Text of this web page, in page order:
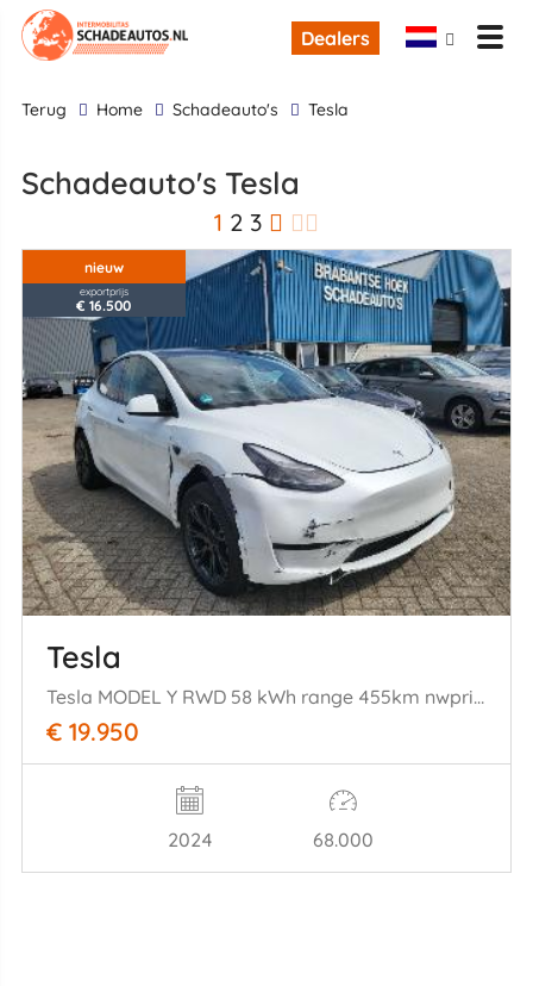
Dealers
terug Home Schadeauto's Tesla
Schadeauto's Tesla
1 2 3
nieuw
exportprijs
€ 16.500
Tesla
Tesla MODEL Y RWD 58 kWh range 455km nwprijs € 45000
€ 19.950
2024 68.000